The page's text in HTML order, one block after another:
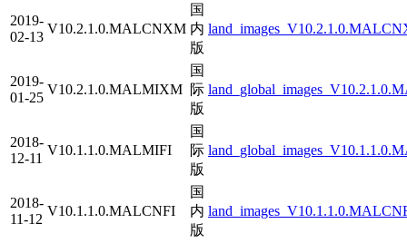
2019-
02-13
V10.2.1.0.MALCNXM
国
内
版
2019-
01-25
V10.2.1.0.MALMIXM
国
际
版
2018-
12-11
V10.1.1.0.MALMIFI
国
际
版
2018-
11-12
V10.1.1.0.MALCNFI
国
内
版